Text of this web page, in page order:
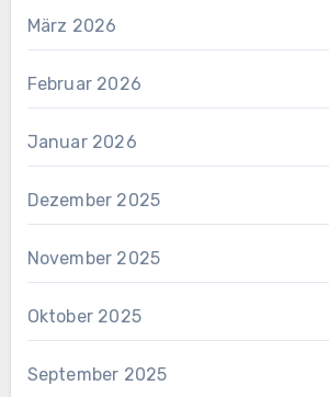
März 2026
Februar 2026
Januar 2026
Dezember 2025
November 2025
Oktober 2025
September 2025